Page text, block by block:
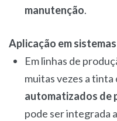
manutenção.
Aplicação em
Em linhas de
muitas vezes a tinta
automatizados de
pode ser integrada